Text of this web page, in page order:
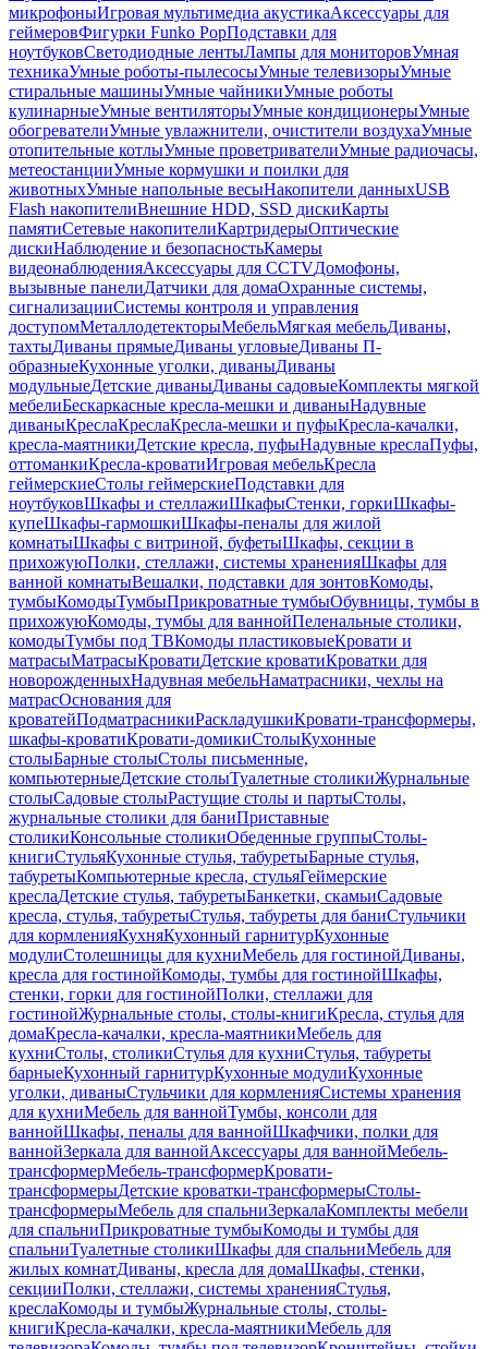
микрофоныИгровая мультимедиа акустикаАксессуары для
геймеровФигурки Funko PopПодставки для
ноутбуковСветодиодные лентыЛампы для мониторовУмная
техникаУмные роботы-пылесосыУмные телевизорыУмные
стиральные машиныУмные чайникиУмные роботы
кулинарныеУмные вентиляторыУмные кондиционерыУмные
обогревателиУмные увлажнители, очистители воздухаУмные
отопительные котлыУмные проветривателиУмные радиочасы,
метеостанцииУмные кормушки и поилки для
животныхУмные напольные весыНакопители данныхUSB
Flash накопителиВнешние HDD, SSD дискиКарты
памятиСетевые накопителиКартридерыОптические
дискиНаблюдение и безопасностьКамеры
видеонаблюденияАксессуары для CCTVДомофоны,
вызывные панелиДатчики для домаОхранные системы,
сигнализацииСистемы контроля и управления
доступомМеталлодетекторыМебельМягкая мебельДиваны,
тахтыДиваны прямыеДиваны угловыеДиваны П-
образныеКухонные уголки, диваныДиваны
модульныеДетские диваныДиваны садовыеКомплекты мягкой
мебелиБескаркасные кресла-мешки и диваныНадувные
диваныКреслаКреслаКресла-мешки и пуфыКресла-качалки,
кресла-маятникиДетские кресла, пуфыНадувные креслаПуфы,
оттоманкиКресла-кроватиИгровая мебельКресла
геймерскиеСтолы геймерскиеПодставки для
ноутбуковШкафы и стеллажиШкафыСтенки, горкиШкафы-
купеШкафы-гармошкиШкафы-пеналы для жилой
комнатыШкафы с витриной, буфетыШкафы, секции в
прихожуюПолки, стеллажи, системы храненияШкафы для
ванной комнатыВешалки, подставки для зонтовКомоды,
тумбыКомодыТумбыПрикроватные тумбыОбувницы, тумбы в
прихожуюКомоды, тумбы для ваннойПеленальные столики,
комодыТумбы под ТВКомоды пластиковыеКровати и
матрасыМатрасыКроватиДетские кроватиКроватки для
новорожденныхНадувная мебельНаматрасники, чехлы на
матрасОснования для
кроватейПодматрасникиРаскладушкиКровати-трансформеры,
шкафы-кроватиКровати-домикиСтолыКухонные
столыБарные столыСтолы письменные,
компьютерныеДетские столыТуалетные столикиЖурнальные
столыСадовые столыРастущие столы и партыСтолы,
журнальные столики для баниПриставные
столикиКонсольные столикиОбеденные группыСтолы-
книгиСтульяКухонные стулья, табуретыБарные стулья,
табуретыКомпьютерные кресла, стульяГеймерские
креслаДетские стулья, табуретыБанкетки, скамьиСадовые
кресла, стулья, табуретыСтулья, табуреты для баниСтульчики
для кормленияКухняКухонный гарнитурКухонные
модулиСтолешницы для кухниМебель для гостинойДиваны,
кресла для гостинойКомоды, тумбы для гостинойШкафы,
стенки, горки для гостинойПолки, стеллажи для
гостинойЖурнальные столы, столы-книгиКресла, стулья для
домаКресла-качалки, кресла-маятникиМебель для
кухниСтолы, столикиСтулья для кухниСтулья, табуреты
барныеКухонный гарнитурКухонные модулиКухонные
уголки, диваныСтульчики для кормленияСистемы хранения
для кухниМебель для ваннойТумбы, консоли для
ваннойШкафы, пеналы для ваннойШкафчики, полки для
ваннойЗеркала для ваннойАксессуары для ваннойМебель-
трансформерМебель-трансформерКровати-
трансформерыДетские кроватки-трансформерыСтолы-
трансформерыМебель для спальниЗеркалаКомплекты мебели
для спальниПрикроватные тумбыКомоды и тумбы для
спальниТуалетные столикиШкафы для спальниМебель для
жилых комнатДиваны, кресла для домаШкафы, стенки,
секцииПолки, стеллажи, системы храненияСтулья,
креслаКомоды и тумбыЖурнальные столы, столы-
книгиКресла-качалки, кресла-маятникиМебель для